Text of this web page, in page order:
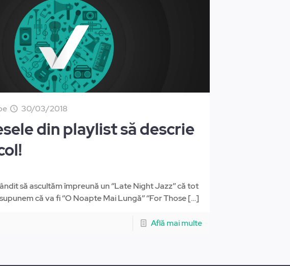
30/03/2018
din playlist să descrie
să ascultăm împreună un ‘’Late Night Jazz’’ că tot
că va fi ‘’O Noapte Mai Lungă’’ ‘’For Those[…]
Află mai multe